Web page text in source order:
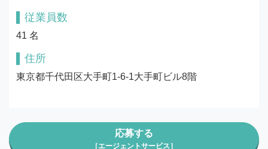
従業員数
41 名
住所
東京都千代田区大手町1-6-1大手町ビル8階
応募する
［エージェントサービス］